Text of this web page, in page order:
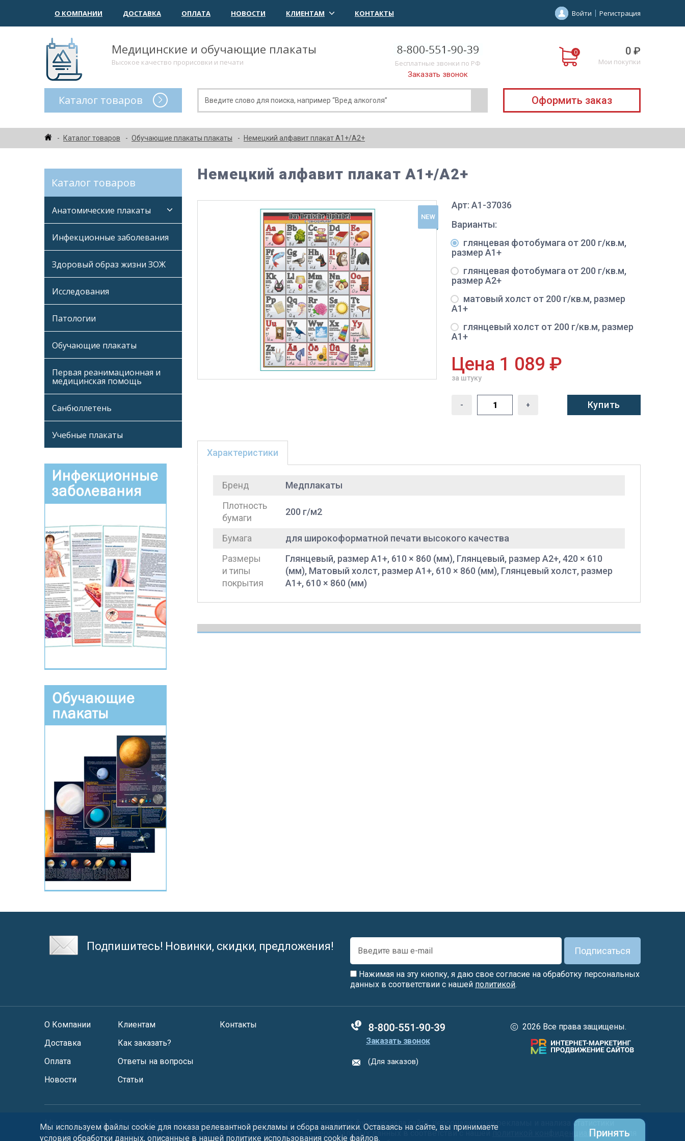
О КОМПАНИИ ДОСТАВКА ОПЛАТА НОВОСТИ КЛИЕНТАМ КОНТАКТЫ Войти Регистрация
Медицинские и обучающие плакаты
Высокое качество прорисовки и печати
Бесплатные звонки по РФ
Заказать звонок
0 ₽
Мои покупки
Каталог товаров Оформить заказ
Каталог товаров Обучающие плакаты плакаты Немецкий алфавит плакат A1+/A2+
Каталог товаров
Анатомические плакаты
Инфекционные заболевания
Здоровый образ жизни ЗОЖ
Исследования
Патологии
Обучающие плакаты
Первая реанимационная и
медицинская помощь
Санбюллетень
Учебные плакаты
Немецкий алфавит плакат A1+/A2+
NEW
Арт: A1-37036
Варианты:
глянцевая фотобумага от 200 г/кв.м,
размер A1+
глянцевая фотобумага от 200 г/кв.м,
размер A2+
матовый холст от 200 г/кв.м, размер
A1+
глянцевый холст от 200 г/кв.м, размер
A1+
Цена 1 089 ₽
за штуку
- + Купить
Характеристики
Бренд
Медплакаты
Плотность
бумаги
200 г/м2
Бумага
для широкоформатной печати высокого качества
Размеры
и типы
покрытия
Глянцевый, размер A1+, 610 × 860 (мм), Глянцевый, размер A2+, 420 × 610
(мм), Матовый холст, размер A1+, 610 × 860 (мм), Глянцевый холст, размер
A1+, 610 × 860 (мм)
Подпишитесь! Новинки, скидки, предложения! Подписаться
Нажимая на эту кнопку, я даю свое согласие на обработку персональных
данных в соответствии с нашей политикой.
О Компании
Доставка
Оплата
Новости
Клиентам
Как заказать?
Ответы на вопросы
Статьи
Контакты 88005555550
Заказать звонок
(Для заказов)
2026 Все права защищены.
Мы используем файлыcookiesи рекомендательные технологиидля улучшения функционала сайта, персонализации рекламы и анализа статистики
посещаемости. Используя сайт, вы соглашаетесь на обработку ваших персональных данных в соответстви с нашейполитикой конфиденциальности. Для
Мы используем файлы cookie для показа релевантной рекламы и сбора аналитики. Оставаясь на сайте, вы принимаете
условия обработки данных, описанные в нашей политике использования cookie файлов. Принять